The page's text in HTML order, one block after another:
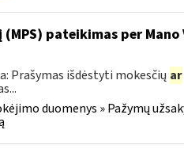
pateikimas per Mano
Prašymas išdėstyti mokesčių ar
duomenys » Pažymų